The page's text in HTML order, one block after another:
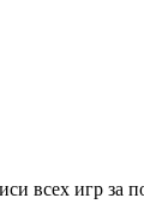
всех игр